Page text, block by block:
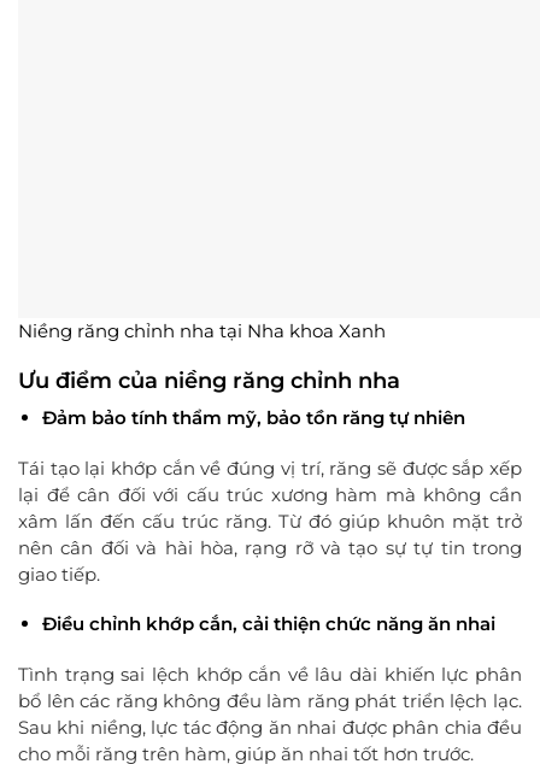
Niềng răng chỉnh nha tại Nha khoa Xanh
Ưu điểm của niềng răng chỉnh nha
Đảm bảo tính thẩm mỹ, bảo tồn răng tự nhiên
Tái tạo lại khớp cắn về đúng vị trí, răng sẽ được sắp xếp
lại để cân đối với cấu trúc xương hàm mà không cần
xâm lấn đến cấu trúc răng. Từ đó giúp khuôn mặt trở
nên cân đối và hài hòa, rạng rỡ và tạo sự tự tin trong
giao tiếp.
Điều chỉnh khớp cắn, cải thiện chức năng ăn nhai
Tình trạng sai lệch khớp cắn về lâu dài khiến lực phân
bổ lên các răng không đều làm răng phát triển lệch lạc.
Sau khi niềng, lực tác động ăn nhai được phân chia đều
cho mỗi răng trên hàm, giúp ăn nhai tốt hơn trước.